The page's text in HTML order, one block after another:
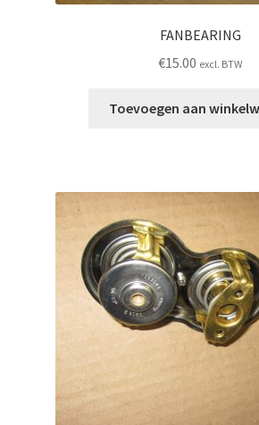
FANBEARING
€15.00 excl. BTW
Toevoegen aan